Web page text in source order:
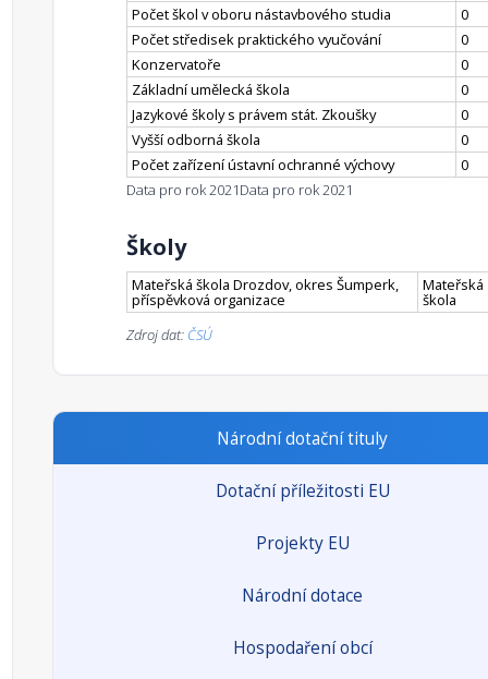
Počet škol v oboru nástavbového studia
0
Počet středisek praktického vyučování
0
Konzervatoře
0
Základní umělecká škola
0
Jazykové školy s právem stát. Zkoušky
0
Vyšší odborná škola
0
Počet zařízení ústavní ochranné výchovy
0
Data pro rok 2021Data pro rok 2021
Školy
Mateřská škola Drozdov, okres Šumperk,
příspěvková organizace
Mateřská
škola
Zdroj dat: ČSÚ
Národní dotační tituly
Dotační příležitosti EU
Projekty EU
Národní dotace
Hospodaření obcí